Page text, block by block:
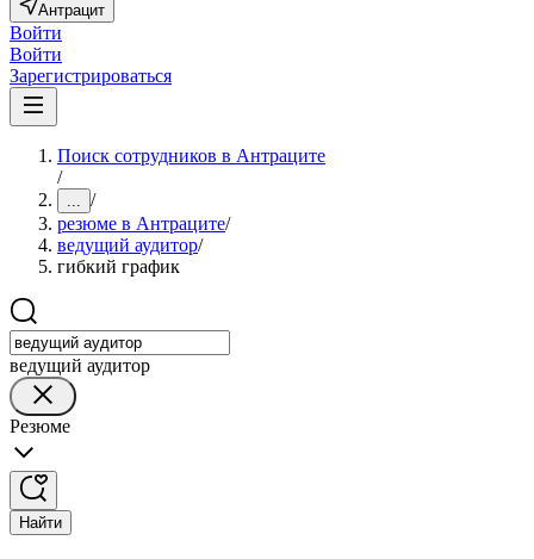
Антрацит
Войти
Войти
Зарегистрироваться
Поиск сотрудников в Антраците
/
... /
резюме в Антраците/
ведущий аудитор/
гибкий график
ведущий аудитор
Резюме
Найти